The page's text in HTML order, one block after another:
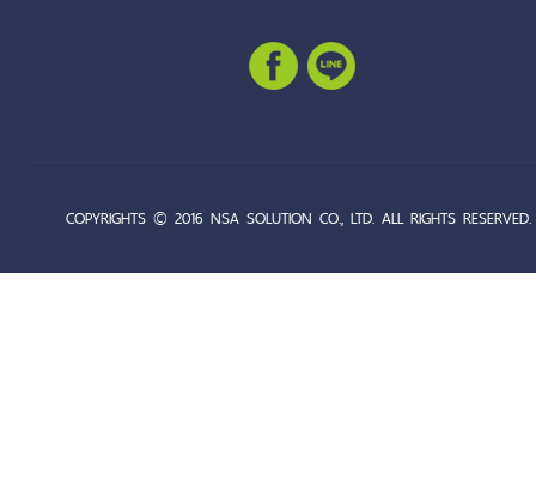
COPYRIGHTS © 2016 NSA SOLUTION CO., LTD. ALL RIGHTS RESERVED.